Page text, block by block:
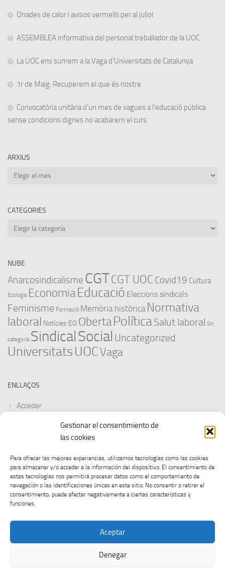
Gestionar el consentimiento de
las cookies
Para ofrecer las mejores experiencias, utilizamos tecnologías como las cookies
para almacenar y/o acceder a la información del dispositivo. El consentimiento de
estas tecnologías nos permitirá procesar datos como el comportamiento de
navegación o las identificaciones únicas en este sitio. No consentir o retirar el
consentimiento, puede afectar negativamente a ciertas características y
funciones.
Aceptar
Denegar
Onades de calor i avisos vermells per al juliol
ASSEMBLEA informativa del personal treballador de la UOC
La UOC ens sumem a la Vaga d’Universitats de Catalunya
1r de Maig: Recuperem el que és nostre
Convocatòria unitària d’un mes de vagues a l’educació pública:
sense condicions dignes no acabarem el curs
ARXIUS
Arxius
CATEGORIES
Categories
NUBE
Anarcosindicalisme CGTCGT UOC Covid19 Cultura
Ecologia EconomiaEducació Eleccions sindicals
Feminisme Formació Memòria històrica Normativa
laboral Notícies EO ObertaPolíticaSalut laboral Sin
categoría SindicalSocial Uncategorized
UniversitatsUOCVaga
ENLLAÇOS
Acceder
Feed de entradas
WordPress.org